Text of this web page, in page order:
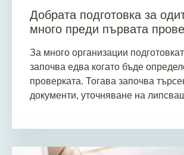
Добрата подготовка за
много преди първата
За много организации
започва едва когато бъде
проверката. Тогава започва
документи, уточняване на